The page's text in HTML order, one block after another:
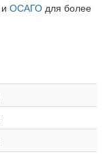
и ОСАГО для более